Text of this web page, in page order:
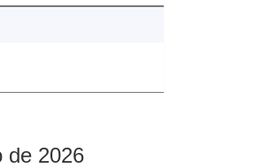
de 2026